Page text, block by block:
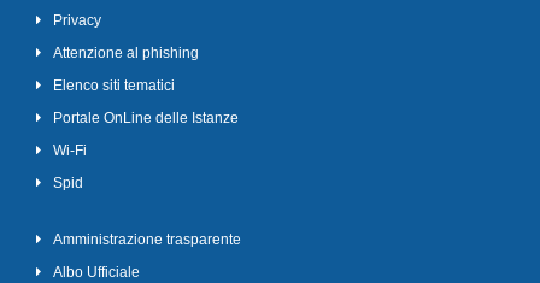
Privacy
Attenzione al phishing
Elenco siti tematici
Portale OnLine delle Istanze
Wi-Fi
Spid
Amministrazione trasparente
Albo Ufficiale